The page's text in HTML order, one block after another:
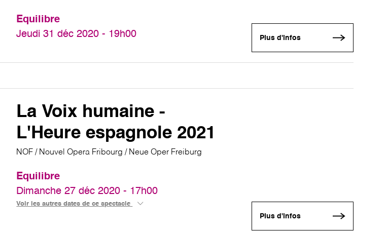
Equilibre
Jeudi 31 déc 2020 - 19h00
Plus d'infos
La Voix humaine -
L'Heure espagnole 2021
NOF / Nouvel Opera Fribourg / Neue Oper Freiburg
Equilibre
Dimanche 27 déc 2020 - 17h00
Voir les autres dates de ce spectacle
Plus d'infos